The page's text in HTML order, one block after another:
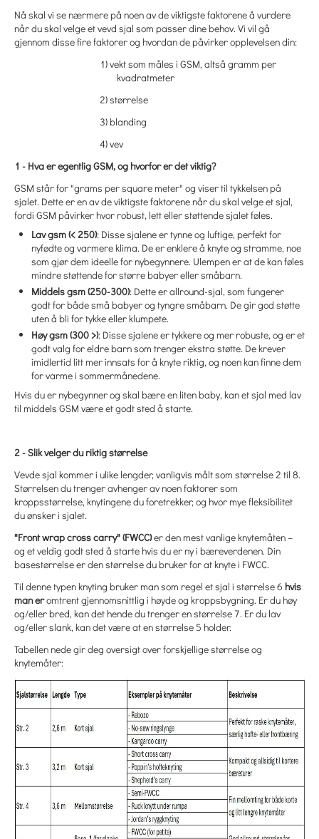
Nå skal vi se nærmere på noen av de viktigste faktorene å vurdere
når du skal velge et vevd sjal som passer dine behov. Vi vil gå
gjennom disse fire faktorer og hvordan de påvirker opplevelsen din:
1)vekt som måles i GSM, altså gramm per
kvadratmeter
2)størrelse
3)blanding
4)vev
1 - Hva er egentlig GSM, og hvorfor er det viktig?
GSM står for "grams per square meter" og viser til tykkelsen på
sjalet. Dette er en av de viktigste faktorene når du skal velge et sjal,
fordi GSM påvirker hvor robust, lett eller støttende sjalet føles.
Lav gsm (< 250): Disse sjalene er tynne og luftige, perfekt for
nyfødte og varmere klima. De er enklere å knyte og stramme, noe
som gjør dem ideelle for nybegynnere. Ulempen er at de kan føles
mindre støttende for større babyer eller småbarn.
Middels gsm (250-300): Dette er allround-sjal, som fungerer
godt for både små babyer og tyngre småbarn. De gir god støtte
uten å bli for tykke eller klumpete.
Høy gsm (300 >): Disse sjalene er tykkere og mer robuste, og er et
godt valg for eldre barn som trenger ekstra støtte. De krever
imidlertid litt mer innsats for å knyte riktig, og noen kan finne dem
for varme i sommermånedene.
Hvis du er nybegynner og skal bære en liten baby, kan et sjal med lav
til middels GSM være et godt sted å starte.
2 - Slik velger du riktig størrelse
Vevde sjal kommer i ulike lengder, vanligvis målt som størrelse 2 til 8.
Størrelsen du trenger avhenger av noen faktorer som
kroppsstørrelse, knytingene du foretrekker, og hvor mye fleksibilitet
du ønsker i sjalet.
"Front wrap cross carry" (FWCC)er den mest vanlige knytemåten –
og et veldig godt sted å starte hvis du er ny i bæreverdenen. Din
basestørrelse er den størrelse du bruker for at knyte i FWCC.
Til denne typen knyting bruker man som regel et sjal i størrelse 6 hvis
man eromtrent gjennomsnittlig i høyde og kroppsbygning. Er du høy
og/eller bred, kan det hende du trenger en størrelse 7. Er du lav
og/eller slank, kan det være at en størrelse 5 holder.
Tabellen nede gir deg oversigt over forskjellige størrelse og
knytemåter: